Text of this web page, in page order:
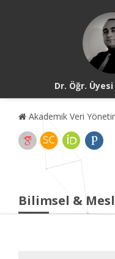
Dr. Öğr. Üyesi
Akademik Veri
Bilimsel &